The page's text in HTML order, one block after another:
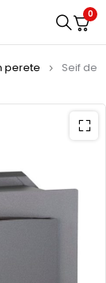
0
perete
Seif de